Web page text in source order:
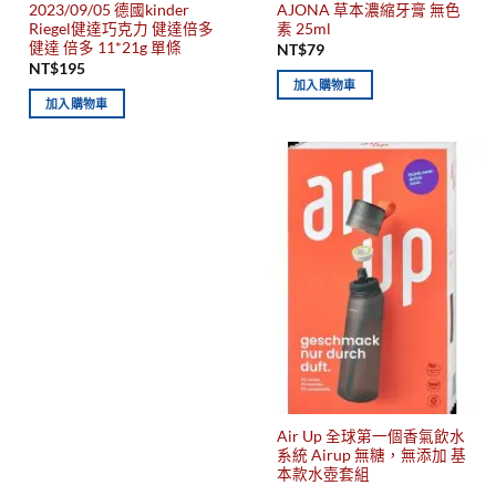
2023/09/05 德國kinder
Riegel健達巧克力 健達倍多
健達 倍多 11*21g 單條
NT$195
加入購物車
AJONA 草本濃縮牙膏 無色
素 25ml
NT$79
加入購物車
Air Up 全球第一個香氣飲水
系統 Airup 無糖，無添加 基
本款水壺套組